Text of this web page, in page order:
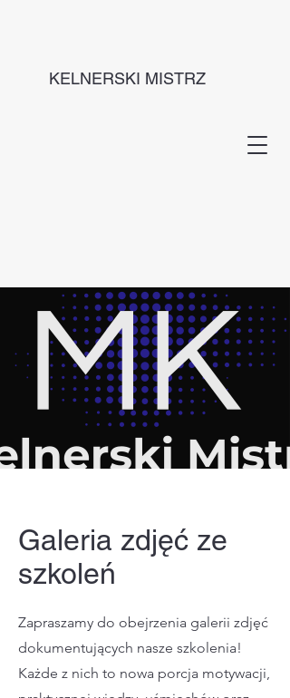
KELNERSKI MISTRZ
Galeria zdjęć ze
szkoleń
Zapraszamy do obejrzenia galerii zdjęć
dokumentujących nasze szkolenia!
Każde z nich to nowa porcja motywacji,